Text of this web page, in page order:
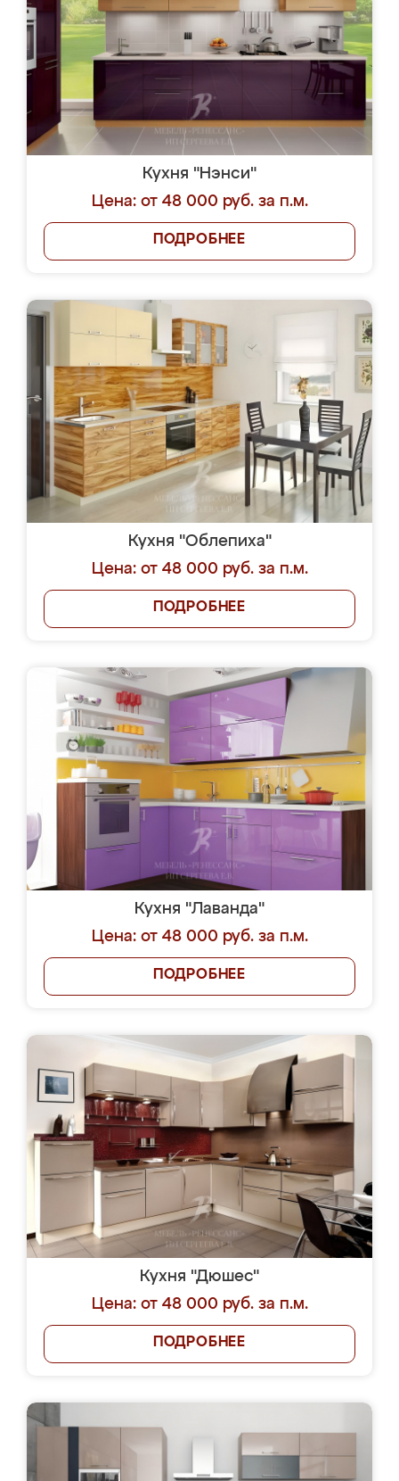
Кухня "Нэнси"
Цена: от 48 000 руб. за п.м.
ПОДРОБНЕЕ
Кухня "Облепиха"
Цена: от 48 000 руб. за п.м.
ПОДРОБНЕЕ
Кухня "Лаванда"
Цена: от 48 000 руб. за п.м.
ПОДРОБНЕЕ
Кухня "Дюшес"
Цена: от 48 000 руб. за п.м.
ПОДРОБНЕЕ